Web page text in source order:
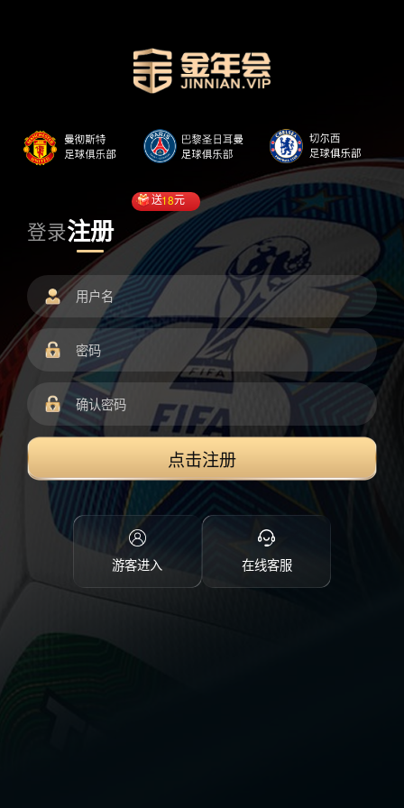
登录注册
送18元
点击注册
游客进入 在线客服